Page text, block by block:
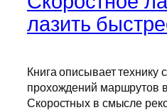
лазить
Книга описывает технику
прохождений маршрутов
Скоростных в смысле